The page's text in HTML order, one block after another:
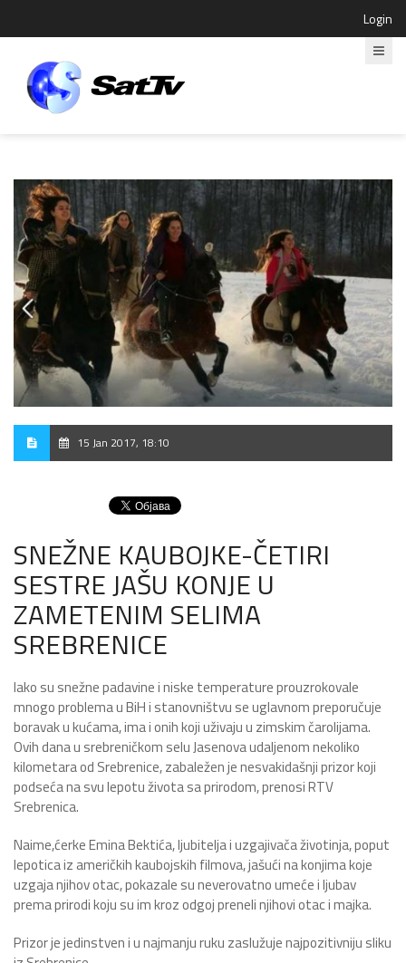
Login
15 Jan 2017, 18:10
SNEŽNE KAUBOJKE-ČETIRI
SESTRE JAŠU KONJE U
ZAMETENIM SELIMA
SREBRENICE
Iako su snežne padavine i niske temperature prouzrokovale
mnogo problema u BiH i stanovništvu se uglavnom preporučuje
boravak u kućama, ima i onih koji uživaju u zimskim čarolijama.
Ovih dana u srebreničkom selu Jasenova udaljenom nekoliko
kilometara od Srebrenice, zabaležen je nesvakidašnji prizor koji
podseća na svu lepotu života sa prirodom, prenosi RTV
Srebrenica.
Naime,ćerke Emina Bektića, ljubitelja i uzgajivača životinja, poput
lepotica iz američkih kaubojskih filmova, jašući na konjima koje
uzgaja njihov otac, pokazale su neverovatno umeće i ljubav
prema prirodi koju su im kroz odgoj preneli njihovi otac i majka.
Prizor je jedinstven i u najmanju ruku zaslužuje najpozitivniju sliku